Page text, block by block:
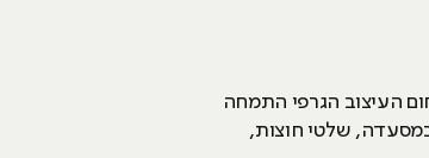
העיצוב הגרפי התמחה
במסעדה, שלטי חוצות,